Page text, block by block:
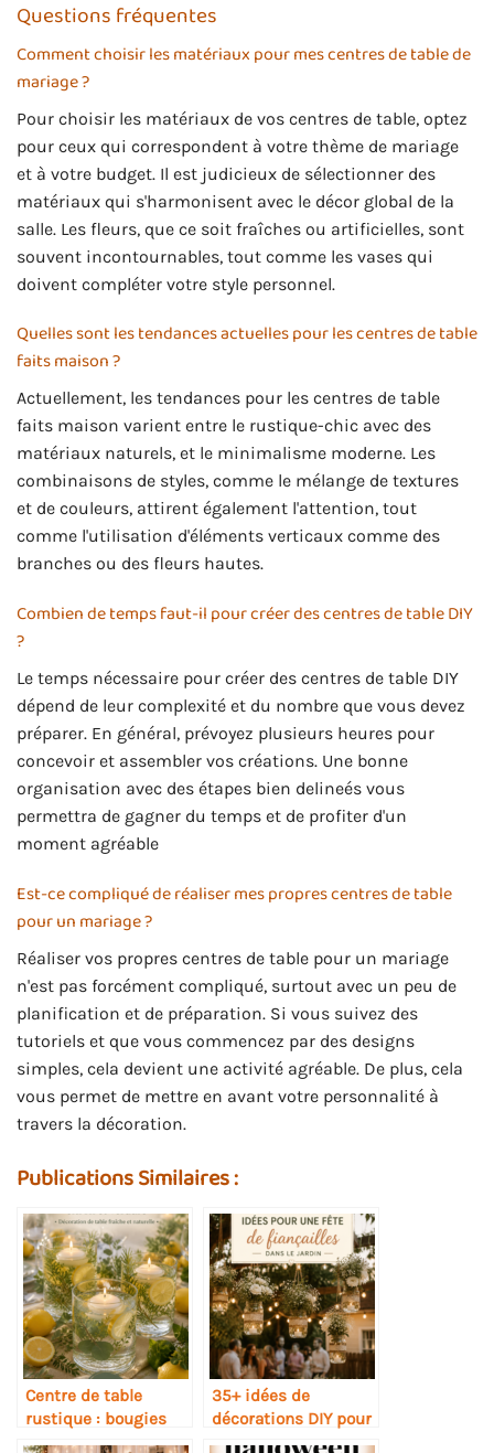
Questions fréquentes
Comment choisir les matériaux pour mes centres de table de
mariage ?
Pour choisir les matériaux de vos centres de table, optez
pour ceux qui correspondent à votre thème de mariage
et à votre budget. Il est judicieux de sélectionner des
matériaux qui s'harmonisent avec le décor global de la
salle. Les fleurs, que ce soit fraîches ou artificielles, sont
souvent incontournables, tout comme les vases qui
doivent compléter votre style personnel.
Quelles sont les tendances actuelles pour les centres de table
faits maison ?
Actuellement, les tendances pour les centres de table
faits maison varient entre le rustique-chic avec des
matériaux naturels, et le minimalisme moderne. Les
combinaisons de styles, comme le mélange de textures
et de couleurs, attirent également l'attention, tout
comme l'utilisation d'éléments verticaux comme des
branches ou des fleurs hautes.
Combien de temps faut-il pour créer des centres de table DIY
?
Le temps nécessaire pour créer des centres de table DIY
dépend de leur complexité et du nombre que vous devez
préparer. En général, prévoyez plusieurs heures pour
concevoir et assembler vos créations. Une bonne
organisation avec des étapes bien delineés vous
permettra de gagner du temps et de profiter d'un
moment agréable
Est-ce compliqué de réaliser mes propres centres de table
pour un mariage ?
Réaliser vos propres centres de table pour un mariage
n'est pas forcément compliqué, surtout avec un peu de
planification et de préparation. Si vous suivez des
tutoriels et que vous commencez par des designs
simples, cela devient une activité agréable. De plus, cela
vous permet de mettre en avant votre personnalité à
travers la décoration.
Publications Similaires :
Centre de table
rustique : bougies
flottantes et
35+ idées de
décorations DIY pour
une fête de